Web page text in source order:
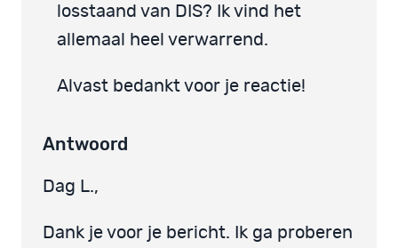
losstaand van DIS? Ik vind het
allemaal heel verwarrend.
Alvast bedankt voor je reactie!
Antwoord
Dag L.,
Dank je voor je bericht. Ik ga proberen